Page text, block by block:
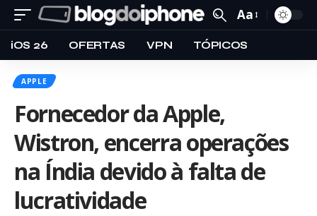
Aa
iOS 26 OFERTAS VPN TÓPICOS
APPLE
Fornecedor da Apple,
Wistron, encerra operações
na Índia devido à falta de
lucratividade